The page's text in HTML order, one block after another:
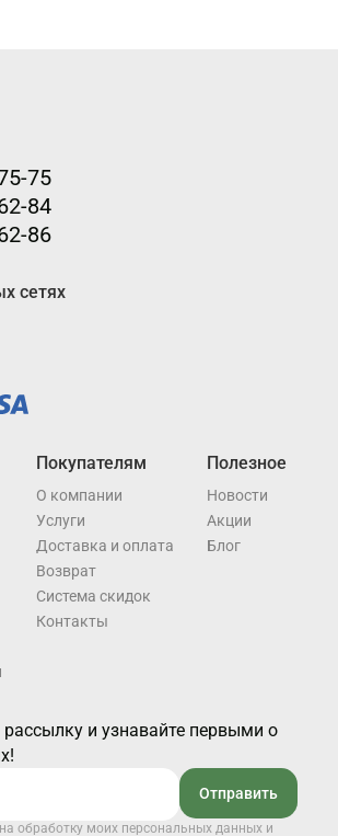
75
84
86
Покупателям
О компании
Услуги
Доставка и оплата
Возврат
Система скидок
Контакты
Полезное
Новости
Акции
Блог
и узнавайте первыми о
Отправить
обработку моих персональных данных и
сетях